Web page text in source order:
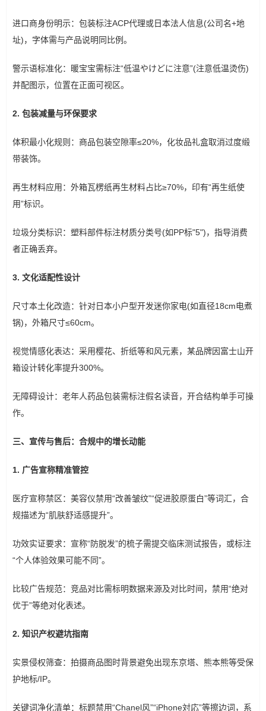
进口商身份明示：包装标注ACP代理或日本法人信息(公司名+地
址)，字体需与产品说明同比例。
警示语标准化：暖宝宝需标注“低温やけどに注意”(注意低温烫伤)
并配图示，位置在正面可视区。
2. 包装减量与环保要求
体积最小化规则：商品包装空隙率≤20%，化妆品礼盒取消过度缎
带装饰。
再生材料应用：外箱瓦楞纸再生材料占比≥70%，印有“再生纸使
用”标识。
垃圾分类标识：塑料部件标注材质分类号(如PP标"5")，指导消费
者正确丢弃。
3. 文化适配性设计
尺寸本土化改造：针对日本小户型开发迷你家电(如直径18cm电煮
锅)，外箱尺寸≤60cm。
视觉情感化表达：采用樱花、折纸等和风元素，某品牌因富士山开
箱设计转化率提升300%。
无障碍设计：老年人药品包装需标注假名读音，开合结构单手可操
作。
三、宣传与售后：合规中的增长动能
1. 广告宣称精准管控
医疗宣称禁区：美容仪禁用“改善皱纹”“促进胶原蛋白”等词汇，合
规描述为“肌肤舒适感提升”。
功效实证要求：宣称“防脱发”的梳子需提交临床测试报告，或标注
“个人体验效果可能不同”。
比较广告规范：竞品对比需标明数据来源及对比时间，禁用“绝对
优于”等绝对化表述。
2. 知识产权避坑指南
实景侵权筛查：拍摄商品图时背景避免出现东京塔、熊本熊等受保
护地标/IP。
关键词净化清单：标题禁用“Chanel风”“iPhone対応”等擦边词，系